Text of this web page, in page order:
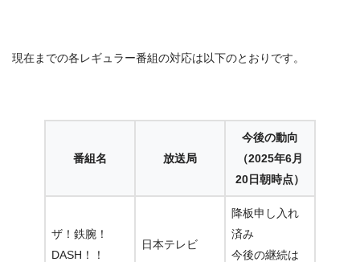
現在までの各レギュラー番組の対応は以下のとおりです。
番組名 放送局
今後の動向
（2025年6月
20日朝時点）
ザ！鉄腕！
DASH！！
日本テレビ
降板申し入れ
済み
今後の継続は